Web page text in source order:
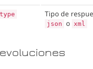
type Tipo de
json o xml